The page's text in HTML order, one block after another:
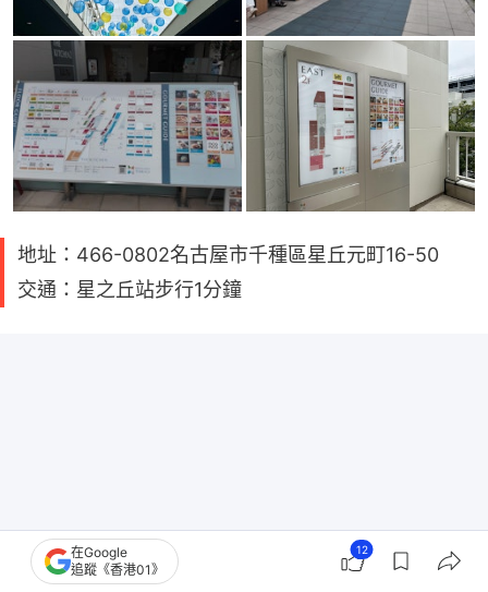
地址：466-0802名古屋市千種區星丘元町16-50
交通：星之丘站步行1分鐘
在Google
追蹤《香港01》
12